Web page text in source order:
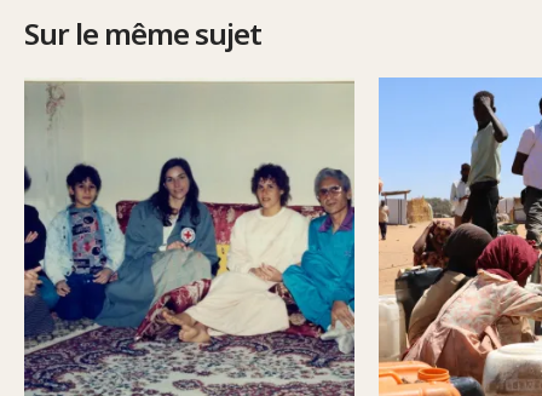
Sur le même sujet